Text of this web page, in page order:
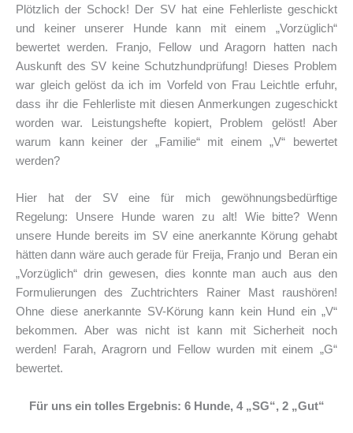
Plötzlich der Schock! Der SV hat eine Fehlerliste geschickt
und keiner unserer Hunde kann mit einem „Vorzüglich“
bewertet werden. Franjo, Fellow und Aragorn hatten nach
Auskunft des SV keine Schutzhundprüfung! Dieses Problem
war gleich gelöst da ich im Vorfeld von Frau Leichtle erfuhr,
dass ihr die Fehlerliste mit diesen Anmerkungen zugeschickt
worden war. Leistungshefte kopiert, Problem gelöst! Aber
warum kann keiner der „Familie“ mit einem „V“ bewertet
werden?
Hier hat der SV eine für mich gewöhnungsbedürftige
Regelung: Unsere Hunde waren zu alt! Wie bitte? Wenn
unsere Hunde bereits im SV eine anerkannte Körung gehabt
hätten dann wäre auch gerade für Freija, Franjo und Beran ein
„Vorzüglich“ drin gewesen, dies konnte man auch aus den
Formulierungen des Zuchtrichters Rainer Mast raushören!
Ohne diese anerkannte SV-Körung kann kein Hund ein „V“
bekommen. Aber was nicht ist kann mit Sicherheit noch
werden! Farah, Aragrorn und Fellow wurden mit einem „G“
bewertet.
Für uns ein tolles Ergebnis: 6 Hunde, 4 „SG“, 2 „Gut“